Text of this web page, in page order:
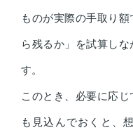
ものが実際の手取り
ら残るか」を試算し
す。
このとき、必要に応
も見込んでおくと、